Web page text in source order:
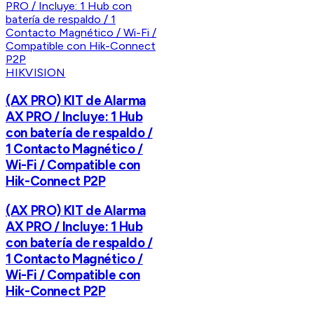
HIKVISION
(AX PRO) KIT de Alarma
AX PRO / Incluye: 1 Hub
con batería de respaldo /
1 Contacto Magnético /
Wi-Fi / Compatible con
Hik-Connect P2P
(AX PRO) KIT de Alarma
AX PRO / Incluye: 1 Hub
con batería de respaldo /
1 Contacto Magnético /
Wi-Fi / Compatible con
Hik-Connect P2P